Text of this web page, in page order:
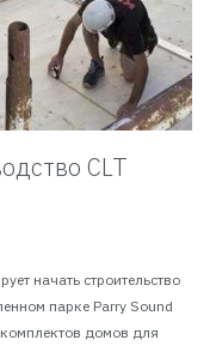
CLT
начать строительство
парке Parry Sound
домов для